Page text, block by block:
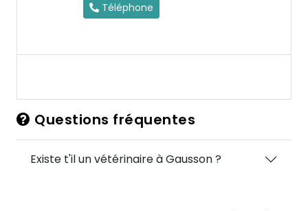
Téléphone
Questions fréquentes
Existe t'il un vétérinaire à Gausson ?